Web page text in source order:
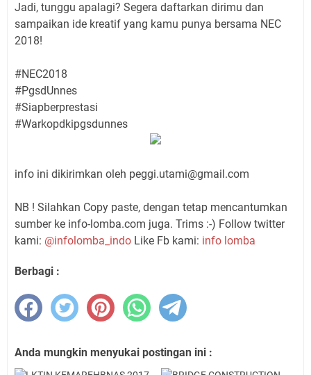
Jadi, tunggu apalagi? Segera daftarkan dirimu dan
sampaikan ide kreatif yang kamu punya bersama NEC
2018!
#NEC2018
#PgsdUnnes
#Siapberprestasi
#Warkopdkipgsdunnes
info ini dikirimkan oleh peggi.utami@gmail.com
NB ! Silahkan Copy paste, dengan tetap mencantumkan
sumber ke info-lomba.com juga. Trims :-) Follow twitter
kami: @infolomba_indo Like Fb kami: info lomba
Berbagi :
Anda mungkin menyukai postingan ini :